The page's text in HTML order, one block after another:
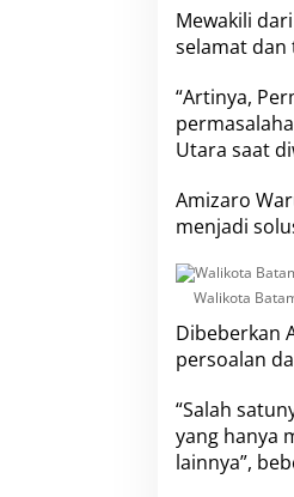
Mewakili
selamat dan
“Artinya,
Utara saat
Amizaro
menjadi
Walikota
Dibeberkan
persoalan
“Salah
yang hanya
lainnya”,